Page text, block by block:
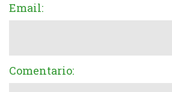
Email:
Comentario: